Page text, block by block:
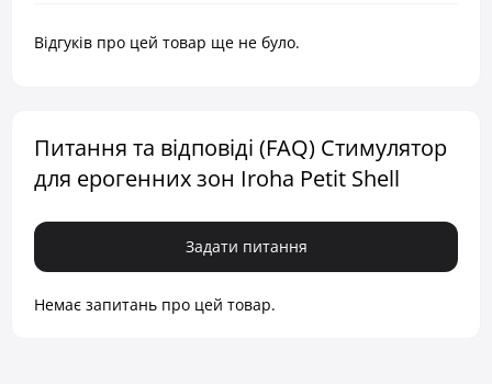
Відгуків про цей товар ще не було.
Питання та відповіді (FAQ) Стимулятор
для ерогенних зон Iroha Petit Shell
Задати питання
Немає запитань про цей товар.